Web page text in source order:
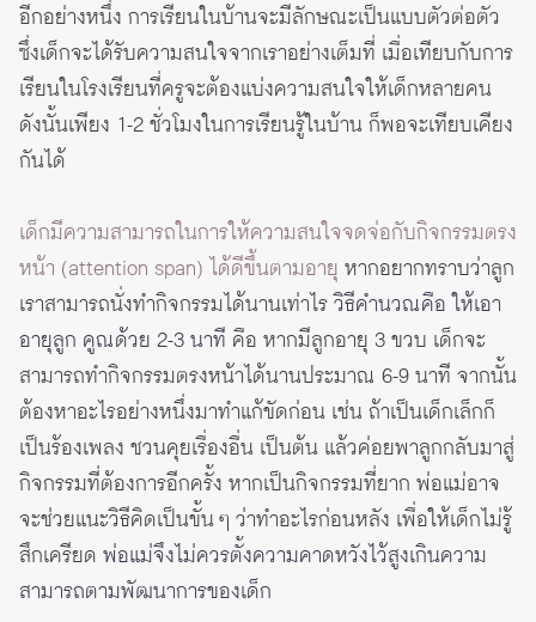
อีกอย่างหนึ่ง การเรียนในบ้านจะมีลักษณะเป็นแบบตัวต่อตัว
ซึ่งเด็กจะได้รับความสนใจจากเราอย่างเต็มที่ เมื่อเทียบกับการ
เรียนในโรงเรียนที่ครูจะต้องแบ่งความสนใจให้เด็กหลายคน
ดังนั้นเพียง 1-2 ชั่วโมงในการเรียนรู้ในบ้าน ก็พอจะเทียบเคียง
กันได้
เด็กมีความสามารถในการให้ความสนใจจดจ่อกับกิจกรรมตรง
หน้า (attention span) ได้ดีขึ้นตามอายุ หากอยากทราบว่าลูก
เราสามารถนั่งทำกิจกรรมได้นานเท่าไรวิธีคำนวณคือ ให้เอา
อายุลูก คูณด้วย 2-3 นาที คือ หากมีลูกอายุ 3 ขวบ เด็กจะ
สามารถทำกิจกรรมตรงหน้าได้นานประมาณ 6-9 นาที จากนั้น
ต้องหาอะไรอย่างหนึ่งมาทำแก้ขัดก่อน เช่น ถ้าเป็นเด็กเล็กก็
เป็นร้องเพลง ชวนคุยเรื่องอื่น เป็นต้น แล้วค่อยพาลูกกลับมาสู่
กิจกรรมที่ต้องการอีกครั้ง หากเป็นกิจกรรมที่ยาก พ่อแม่อาจ
จะช่วยแนะวิธีคิดเป็นขั้น ๆ ว่าทำอะไรก่อนหลัง เพื่อให้เด็กไม่รู้
สึกเครียด พ่อแม่จึงไม่ควรตั้งความคาดหวังไว้สูงเกินความ
สามารถตามพัฒนาการของเด็ก